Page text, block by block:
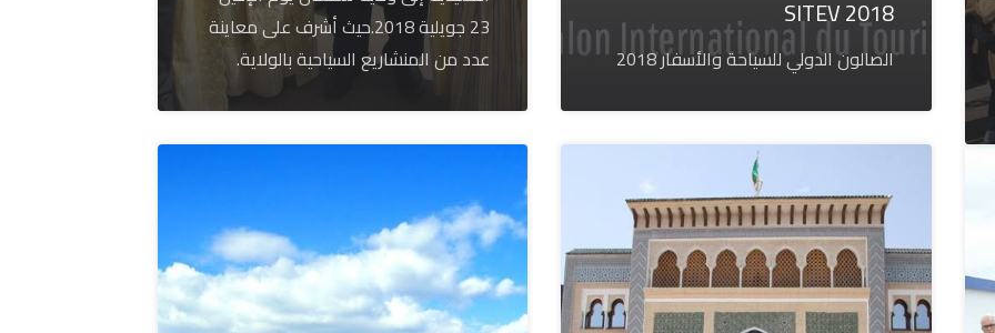
SITEV 2018
الصالون الدولي للسياحة والأسفار 2018
23 جويلية 2018.حيث أشرف على معاينة
عدد من المنشاريع السياحية بالولاية.